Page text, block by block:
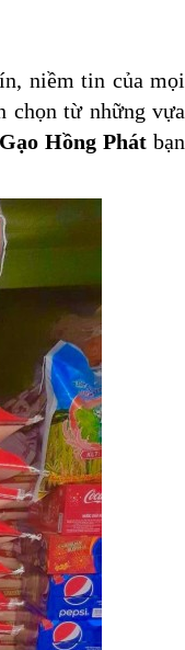
niềm tin của mọi
chọn từ những vựa
Hồng Phát bạn